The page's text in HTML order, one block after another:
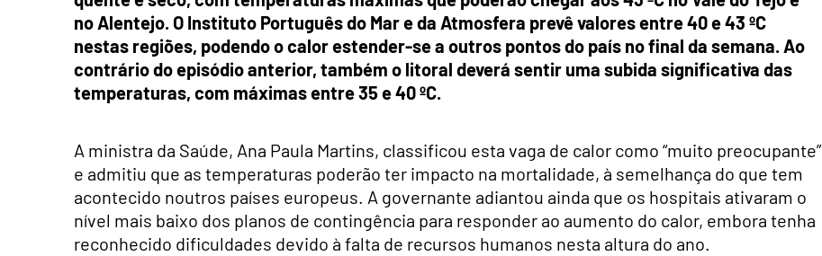
no Alentejo. O Instituto Português do Mar e da Atmosfera prevê valores entre 40 e 43 ºC
nestas regiões, podendo o calor estender-se a outros pontos do país no final da semana. Ao
contrário do episódio anterior, também o litoral deverá sentir uma subida significativa das
temperaturas, com máximas entre 35 e 40 ºC.
A ministra da Saúde, Ana Paula Martins, classificou esta vaga de calor como “muito preocupante”
e admitiu que as temperaturas poderão ter impacto na mortalidade, à semelhança do que tem
acontecido noutros países europeus. A governante adiantou ainda que os hospitais ativaram o
nível mais baixo dos planos de contingência para responder ao aumento do calor, embora tenha
reconhecido dificuldades devido à falta de recursos humanos nesta altura do ano.